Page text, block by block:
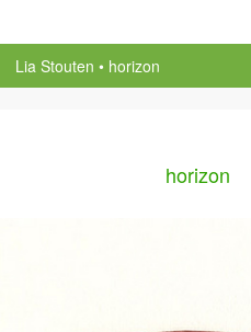
Lia Stouten horizon
horizon